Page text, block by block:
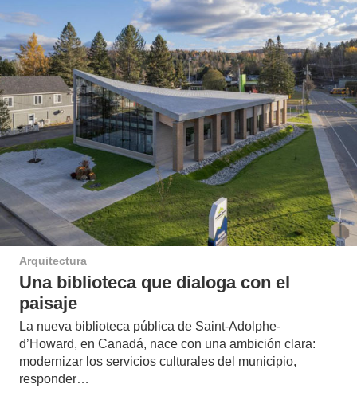
Arquitectura
Una biblioteca que dialoga con el
paisaje
La nueva biblioteca pública de Saint-Adolphe-
d’Howard, en Canadá, nace con una ambición clara:
modernizar los servicios culturales del municipio,
responder…